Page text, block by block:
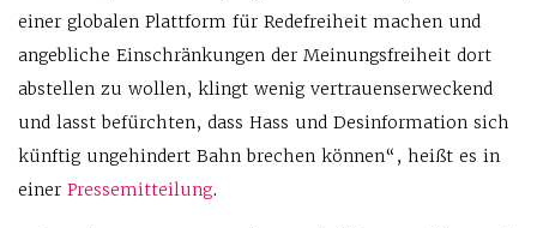
einer globalen Plattform für Redefreiheit machen und
angebliche Einschränkungen der Meinungsfreiheit dort
abstellen zu wollen, klingt wenig vertrauenserweckend
und lasst befürchten, dass Hass und Desinformation sich
künftig ungehindert Bahn brechen können“, heißt es in
einer Pressemitteilung.